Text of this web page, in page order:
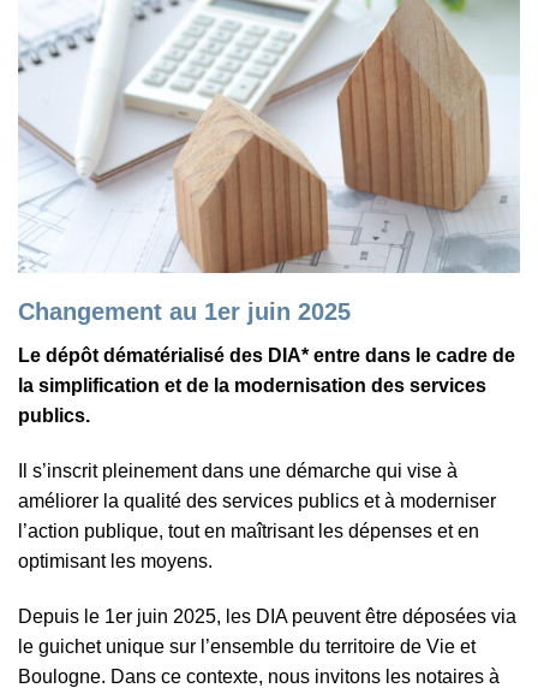
Changement au 1er juin 2025
Le dépôt dématérialisé des DIA* entre dans le cadre de
la simplification et de la modernisation des services
publics.
Il s’inscrit pleinement dans une démarche qui vise à
améliorer la qualité des services publics et à moderniser
l’action publique, tout en maîtrisant les dépenses et en
optimisant les moyens.
Depuis le 1er juin 2025, les DIA peuvent être déposées via
le guichet unique sur l’ensemble du territoire de Vie et
Boulogne. Dans ce contexte, nous invitons les notaires à